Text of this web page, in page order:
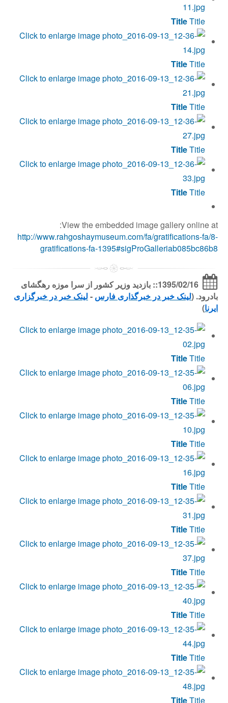
TitleTitle
TitleTitle
TitleTitle
TitleTitle
TitleTitle
View the embedded image gallery online at:
http://www.rahgoshaymuseum.com/fa/gratifications-fa/8-
gratifications-fa-1395#sigProGalleriab085bc86b8
1395/02/16:: بازدید وزیر کشور از سرا موزه رهگشای
بادرود. (لینک خبر در خبرگذاری فارس - لینک خبر در خبرگزاری
ایرنا)
TitleTitle
TitleTitle
TitleTitle
TitleTitle
TitleTitle
TitleTitle
TitleTitle
TitleTitle
TitleTitle